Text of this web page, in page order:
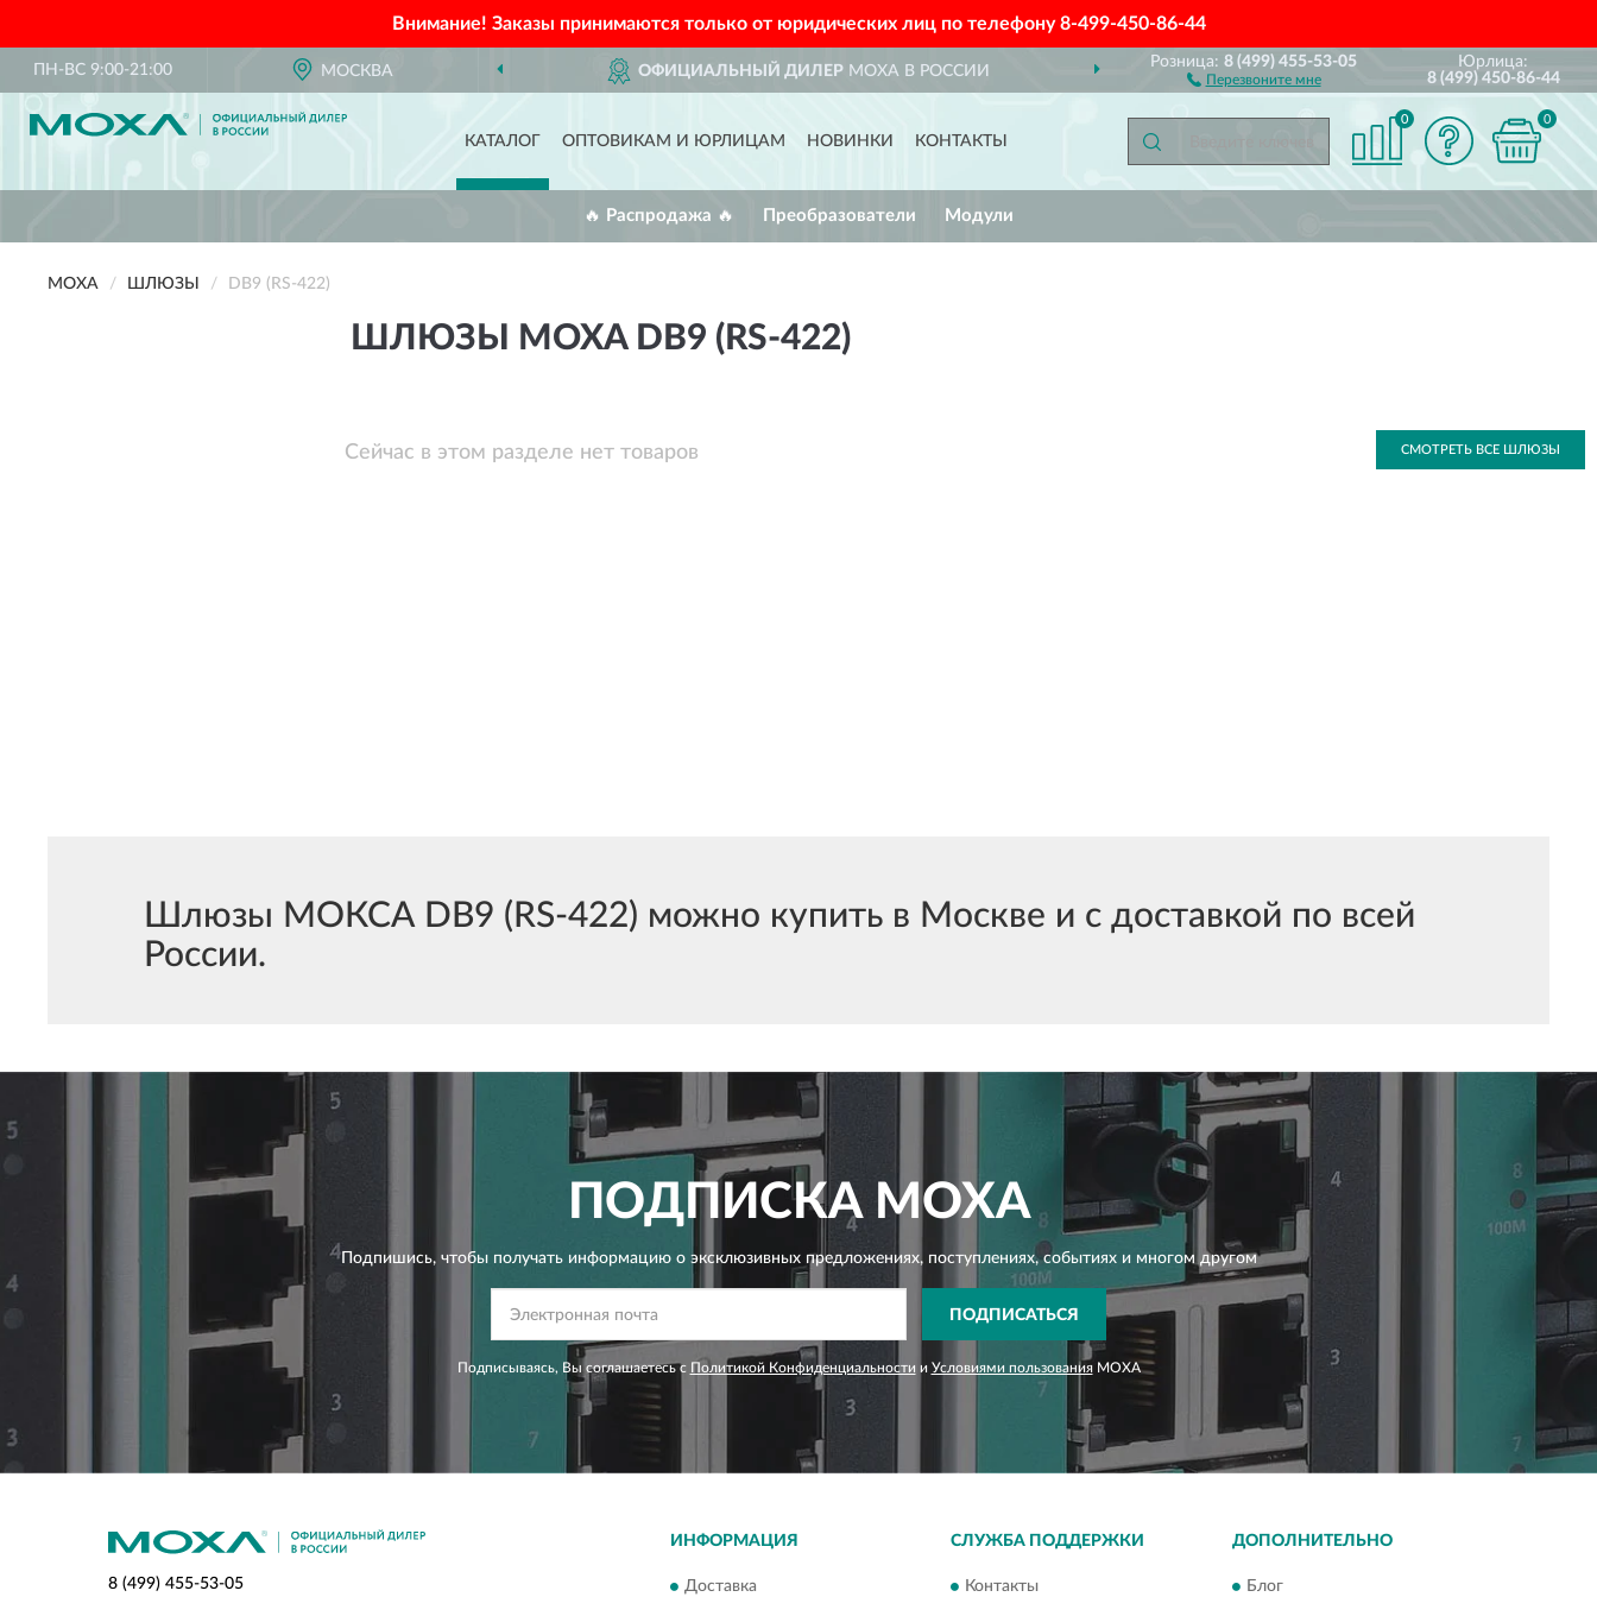
Внимание! Заказы принимаются только от юридических лиц по телефону8-499-450-86-44
ПН-ВС 9:00-21:00 МОСКВА ОФИЦИАЛЬНЫЙ ДИЛЕР MOXA В РОССИИ ДОСТАВИМ ПО ВСЕЙ РОССИИ
Розница:8 (499) 455-53-05
Перезвоните мне
Юрлица:
8 (499) 450-86-44
КАТАЛОГ ОПТОВИКАМ И ЮРЛИЦАМ НОВИНКИ КОНТАКТЫ
0 0
🔥 Распродажа 🔥 Преобразователи Модули
MOXA ШЛЮЗЫ DB9 (RS-422)
ШЛЮЗЫ MOXA DB9 (RS-422)
Сейчас в этом разделе нет товаров СМОТРЕТЬ ВСЕ ШЛЮЗЫ
Шлюзы МОКСА DB9 (RS-422) можно купить в Москве и с доставкой по всей
России.
ПОДПИСКАMOXA
Подпишись, чтобы получать информацию о эксклюзивных предложениях,поступлениях, событиях и многом другом
ПОДПИСАТЬСЯ
Подписываясь, Вы соглашаетесь с Политикой Конфиденциальности и Условиями пользованияMOXA
8 (499) 455-53-05
ИНФОРМАЦИЯ
Доставка
СЛУЖБА ПОДДЕРЖКИ
Контакты
ДОПОЛНИТЕЛЬНО
Блог